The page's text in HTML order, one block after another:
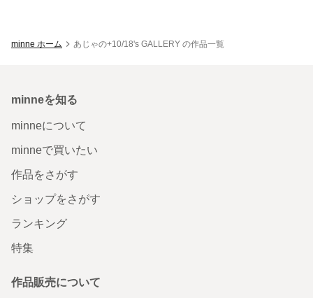
minne ホーム あじゃの+10/18's GALLERY の作品一覧
minneを知る
minneについて
minneで買いたい
作品をさがす
ショップをさがす
ランキング
特集
作品販売について